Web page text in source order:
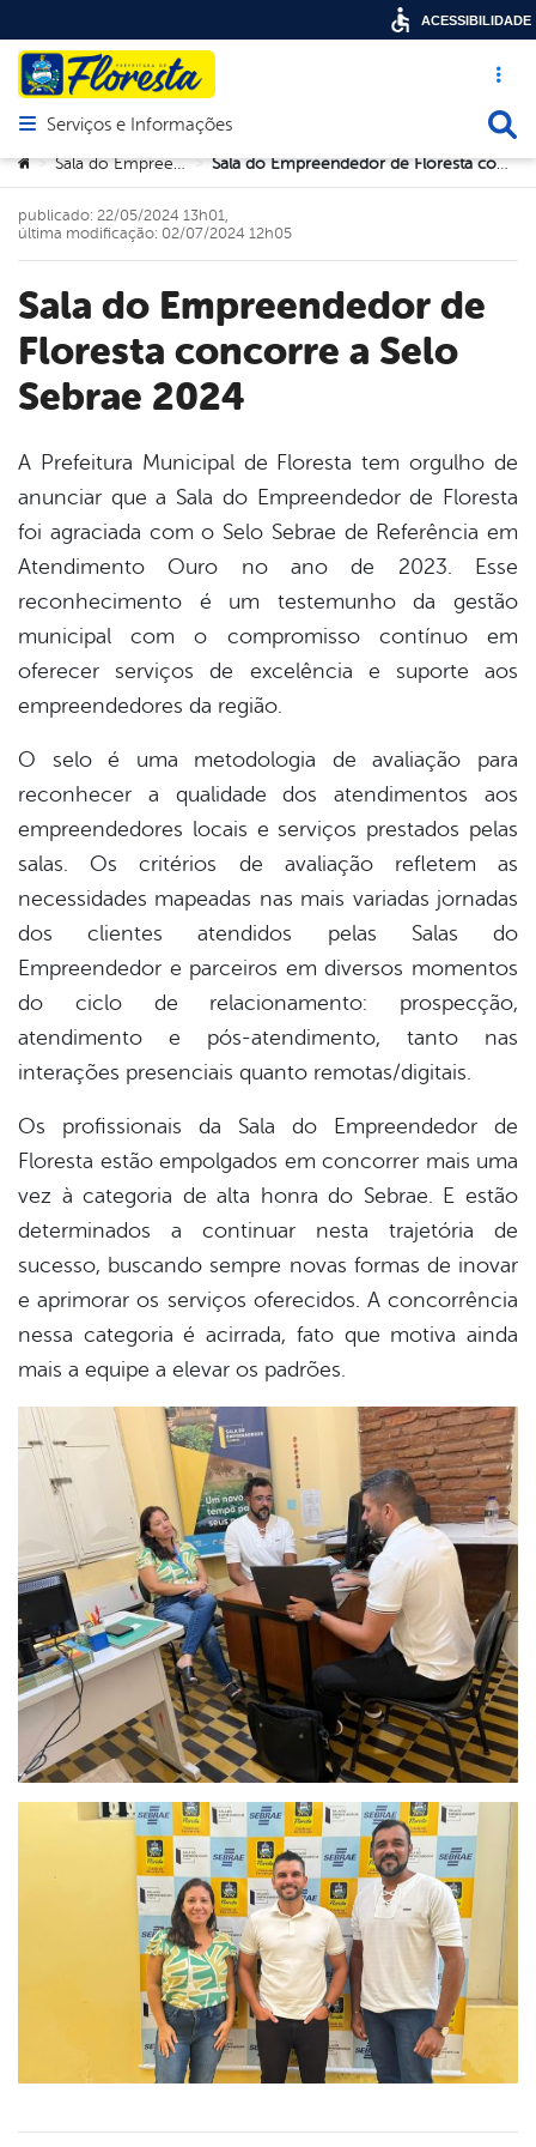
Acesso
Abrir menu principal de navegação
Serviços e Informações
Você está aqui:
> Sala do Empreendedor > Sala do Empreendedor de Floresta concorre a Selo Sebrae 2024
Sala do Empreendedor de
Floresta concorre a Selo
Sebrae 2024
publicado: 22/05/2024 13h01,
última modificação: 02/07/2024 12h05
A Prefeitura Municipal de Floresta tem orgulho de
anunciar que a Sala do Empreendedor de Floresta
foi agraciada com o Selo Sebrae de Referência em
Atendimento Ouro no ano de 2023. Esse
reconhecimento é um testemunho da gestão
municipal com o compromisso contínuo em
oferecer serviços de excelência e suporte aos
empreendedores da região.
O selo é uma metodologia de avaliação para
reconhecer a qualidade dos atendimentos aos
empreendedores locais e serviços prestados pelas
salas. Os critérios de avaliação refletem as
necessidades mapeadas nas mais variadas jornadas
dos clientes atendidos pelas Salas do
Empreendedor e parceiros em diversos momentos
do ciclo de relacionamento: prospecção,
atendimento e pós-atendimento, tanto nas
interações presenciais quanto remotas/digitais.
Os profissionais da Sala do Empreendedor de
Floresta estão empolgados em concorrer mais uma
vez à categoria de alta honra do Sebrae. E estão
determinados a continuar nesta trajetória de
sucesso, buscando sempre novas formas de inovar
e aprimorar os serviços oferecidos. A concorrência
nessa categoria é acirrada, fato que motiva ainda
mais a equipe a elevar os padrões.
ACESSIBILIDADE